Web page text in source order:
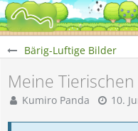
Bärig-Luftige Bilder
Meine
Kumiro Panda 10.